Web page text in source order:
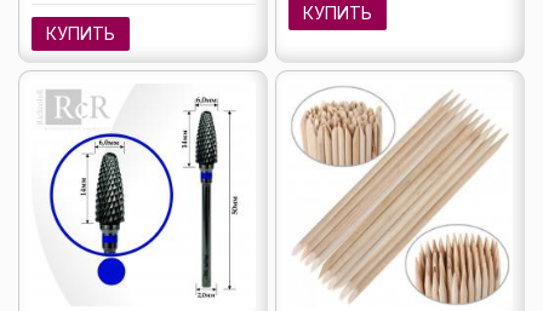
КУПИТЬ
КУПИТЬ